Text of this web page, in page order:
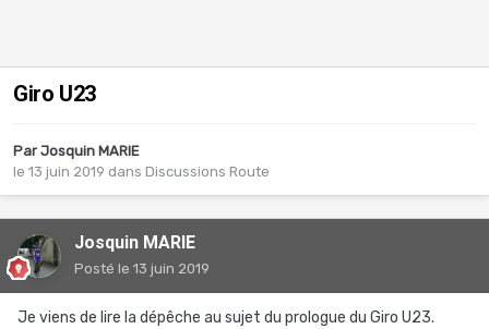
Giro U23
Par Josquin MARIE
le 13 juin 2019 dans Discussions Route
Josquin MARIE
Posté le 13 juin 2019
Je viens de lire la dépêche au sujet du prologue du Giro U23.